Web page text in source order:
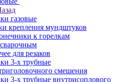
газовые
крепления мундштуков
к горелкам
для резаков
3-х трубные
смешения
3-х трубные внутрисоплового